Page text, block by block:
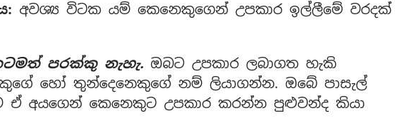
අවශ්‍ය විටක යම් කෙනෙකුගෙන් උපකාර ඉල්ලීමේ වරදක්
පරක්කු නැහැ. ඔබට උපකාර ලබාගත හැකි
හෝ තුන්දෙනෙකුගේ නම් ලියාගන්න. ඔබේ පාසැල්
ඒ අයගෙන් කෙනෙකුට උපකාර කරන්න පුළුවන්ද කියා